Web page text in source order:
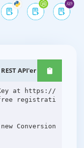
API'er
at https://
registrati
Conversion